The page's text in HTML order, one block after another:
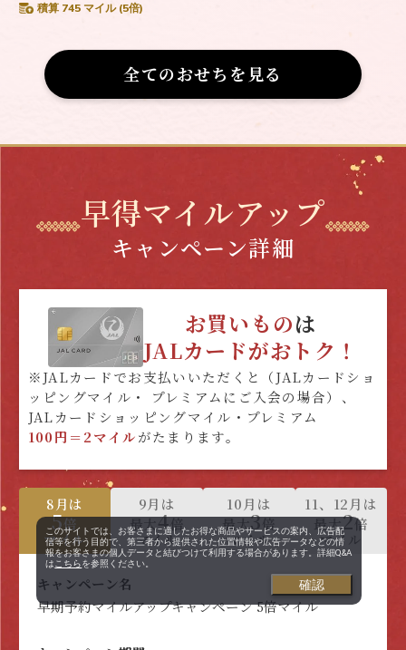
積算 745 マイル (5倍)
全てのおせちを見る
早得マイルアップ
キャンペーン詳細
お買いものは
JALカードがおトク！
※JALカードでお支払いいただくと（JALカードショ
ッピングマイル・ プレミアムにご入会の場合）、
JALカードショッピングマイル・プレミアム
100円＝2マイルがたまります。
8月は
5倍
マイル
9月は
最大4倍
マイル
10月は
最大3倍
マイル
11、12月は
最大2倍
マイル
キャンペーン名
早期予約マイルアップキャンペーン 5倍マイル
このサイトでは、お客さまに適したお得な商品やサービスの案内、広告配
信等を行う目的で、第三者から提供された位置情報や広告データなどの情
報をお客さまの個人データと結びつけて利用する場合があります。詳細Q&A
は こちらを参照ください。
確認